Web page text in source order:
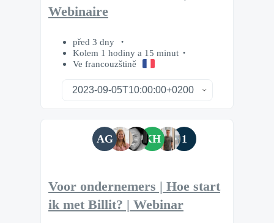
Webinaire
před 3 dny
Kolem 1 hodiny a 15 minut
Ve francouzštině
AG KH 1
Voor ondernemers | Hoe start
ik met Billit? | Webinar